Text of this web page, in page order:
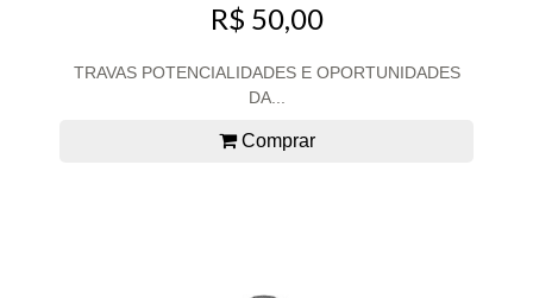
R$ 50,00
TRAVAS POTENCIALIDADES E OPORTUNIDADES
DA...
Comprar